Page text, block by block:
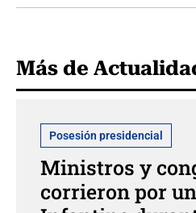
Más de
Posesión presidencial
Ministros y
corrieron por